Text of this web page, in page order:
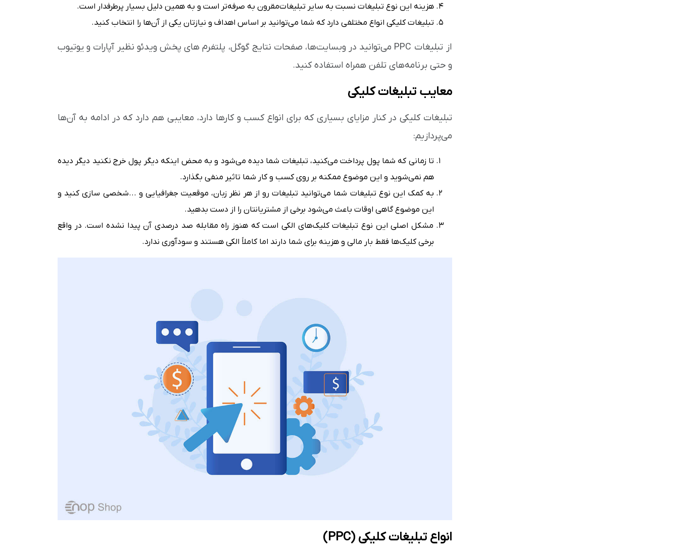
هزینه این نوع تبلیغات نسبت به سایر تبلیغات‌مقرون به صرفه‌تر است و به همین دلیل بسیار پرطرفدار است.
تبلیغات کلیکی انواع مختلفی دارد که شما می‌توانید بر اساس اهداف و نیازتان یکی از آن‌ها را انتخاب کنید.
از تبلیغات PPC می‌توانید در وبسایت‌ها، صفحات نتایج گوگل، پلتفرم ‌های پخش ویدئو نظیر آپارات و یوتیوب
و حتی برنامه‌های تلفن همراه استفاده کنید.
معایب تبلیغات کلیکی
تبلیغات کلیکی در کنار مزایای بسیاری که برای انواع کسب و کارها دارد، معایبی هم دارد که در ادامه به آن‌ها
می‌پردازیم:
تا زمانی که شما پول پرداخت می‌کنید، تبلیغات شما دیده می‌شود و به محض اینکه دیگر پول خرج نکنید دیگر دیده
هم نمی‌شوید و این موضوع ممکنه بر روی کسب و کار شما تاثیر منفی بگذارد.
به کمک این نوع تبلیغات شما می‌توانید تبلیغات رو از هر نظر زبان، موقعیت جغرافیایی و ...شخصی سازی کنید و
این موضوع گاهی اوقات باعث می‌شود برخی از مشتریانتان را از دست بدهید.
مشکل اصلی این نوع تبلیغات کلیک‌های الکی است که هنوز راه مقابله صد درصدی آن پیدا نشده است. در واقع
برخی کلیک‌ها فقط بار مالی و هزینه برای شما دارند اما کاملاً الکی هستند و سودآوری ندارد.
انواع تبلیغات کلیکی (PPC)